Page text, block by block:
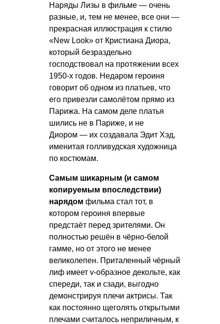
Наряды Лизы в фильме — очень
разные, и, тем не менее, все они —
прекрасная иллюстрация к стилю
«New Look» от Кристиана Диора,
который безраздельно
господствовал на протяжении всех
1950-х годов. Недаром героиня
говорит об одном из платьев, что
его привезли самолётом прямо из
Парижа. На самом деле платья
шились не в Париже, и не
Диором — их создавала Эдит Хэд,
именитая голливудская художница
по костюмам.
Самым шикарным (и самом
копируемым впоследствии)
нарядом фильма стал тот, в
котором героиня впервые
предстаёт перед зрителями. Он
полностью решён в чёрно-белой
гамме, но от этого не менее
великолепен. Приталенный чёрный
лиф имеет v-образное декольте, как
спереди, так и сзади, выгодно
демонстрируя плечи актрисы. Так
как постоянно щеголять открытыми
плечами считалось неприличным, к